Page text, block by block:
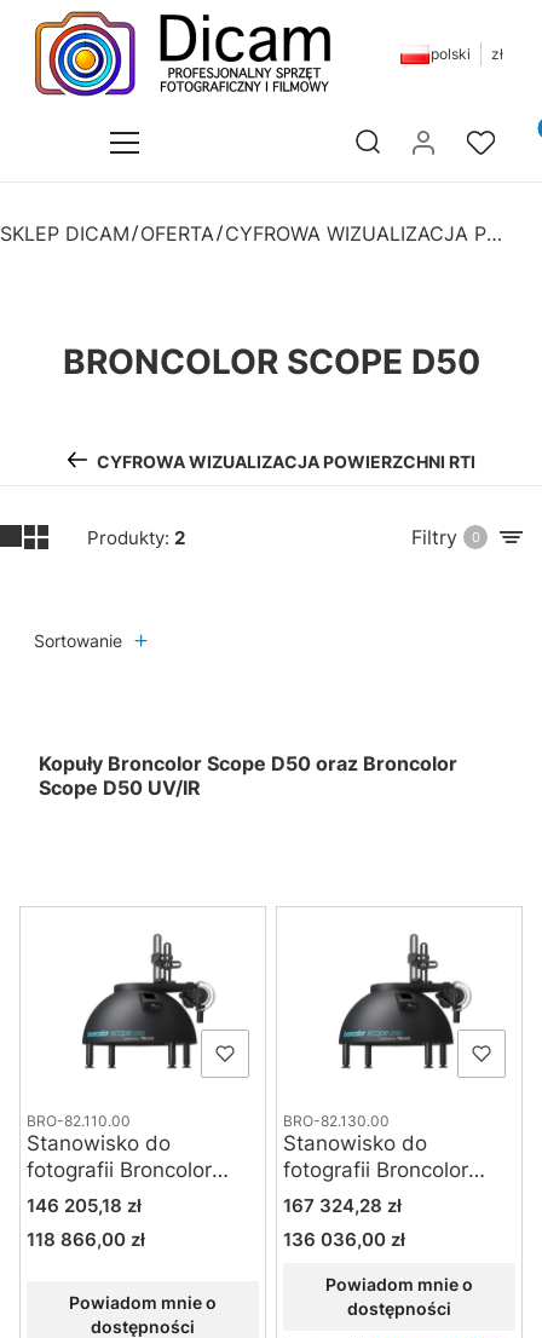
polski zł
Otwórz wyszukiwarkę
SKLEP DICAM OFERTA CYFROWA WIZUALIZACJA POWIERZCHNI RTI
BRONCOLOR SCOPE D50
CYFROWA WIZUALIZACJA POWIERZCHNI RTI
Produkty: 2 Filtry 0
Sortowanie
Kopuły Broncolor Scope D50 oraz Broncolor
Scope D50 UV/IR
Lista produktów
BRO-82.110.00
Stanowisko do
fotografii Broncolor
Scope D50
Cena
146 205,18 zł
Cena
118 866,00 zł
Powiadom mnie o
dostępności
BRO-82.130.00
Stanowisko do
fotografii Broncolor
Scope D50 UV/IR
Cena
167 324,28 zł
Cena
136 036,00 zł
Powiadom mnie o
dostępności